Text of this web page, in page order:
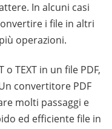
In alcuni casi
i file in altri
operazioni.
TEXT in un file PDF,
convertitore PDF
molti passaggi e
ed efficiente file in